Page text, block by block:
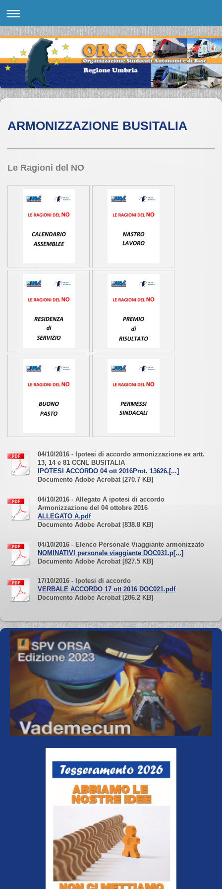
ARMONIZZAZIONE BUSITALIA
Le Ragioni del NO
04/10/2016 - Ipotesi di accordo armonizzazione ex artt.
13, 14 e 81 CCNL BUSITALIA
IPOTESI ACCORDO 04 ott 2016Prot. 13626.[...]
Documento Adobe Acrobat [270.7 KB]
04/10/2016 - Allegato A ipotesi di accordo
Armonizzazione del 04 ottobre 2016
ALLEGATO A.pdf
Documento Adobe Acrobat [838.8 KB]
04/10/2016 - Elenco Personale Viaggiante armonizzato
NOMINATIVI personale viaggiante DOC031.p[...]
Documento Adobe Acrobat [827.5 KB]
17/10/2016 - Ipotesi di accordo
VERBALE ACCORDO 17 ott 2016 DOC021.pdf
Documento Adobe Acrobat [206.2 KB]